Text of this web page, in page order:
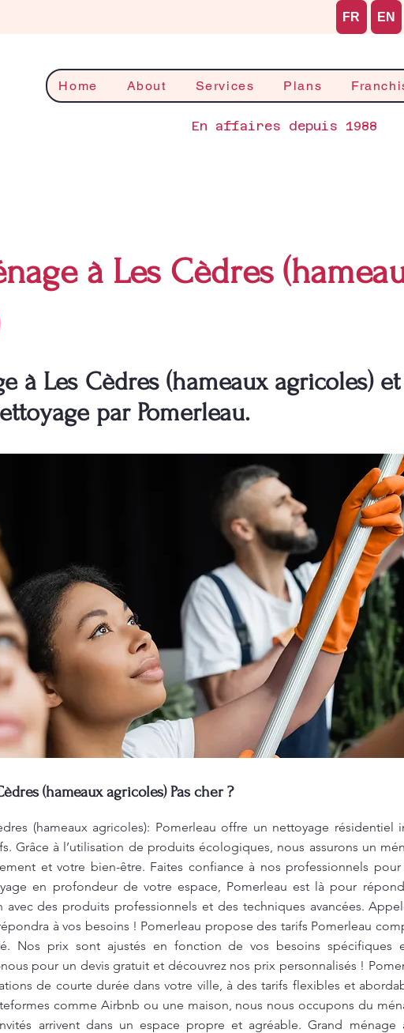
Home About Services Plans
En affaires depuis 1988
FR EN
à Les Cèdres
à Les Cèdres (hameaux agricoles)
par Pomerleau.
(hameaux agricoles) Pas cher ?
(hameaux agricoles): Pomerleau offre un nettoyage résidentiel
Grâce à l’utilisation de produits écologiques, nous assurons un
et votre bien-être. Faites confiance à nos professionnels
en profondeur de votre espace, Pomerleau est là pour
avec des produits professionnels et des techniques avancées.
à vos besoins ! Pomerleau propose des tarifs Pomerleau
Nos prix sont ajustés en fonction de vos besoins spécifiques
pour un devis gratuit et découvrez nos prix personnalisés !
de courte durée dans votre ville, à des tarifs flexibles et
comme Airbnb ou une maison, nous nous occupons du
arrivent dans un espace propre et agréable. Grand ménage